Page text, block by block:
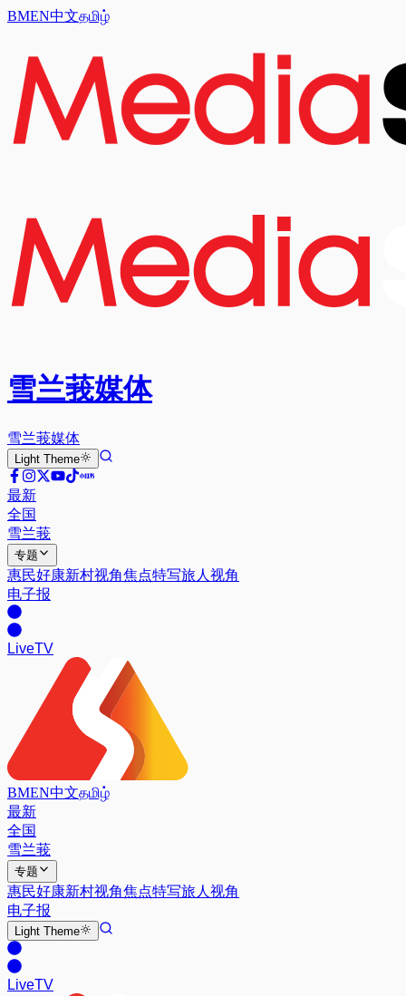
BMEN中文தமிழ்
雪兰莪媒体
雪兰莪媒体
Light Theme
最新
全国
雪兰莪
专题
惠民好康新村视角焦点特写旅人视角
电子报
LiveTV
BMEN中文தமிழ்
最新
全国
雪兰莪
专题
惠民好康新村视角焦点特写旅人视角
电子报
Light Theme
LiveTV